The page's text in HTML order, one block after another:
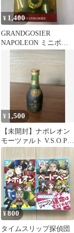
¥ 1,400
GRANDGOSIER
NAPOLEON ミニボト
ル 電話型ケース
¥ 1,500
【未開封】ナポレオン
モーツァルト V.S.O.P
ハート型ボトル 3本セ
ット
¥800
タイムスリップ探偵団